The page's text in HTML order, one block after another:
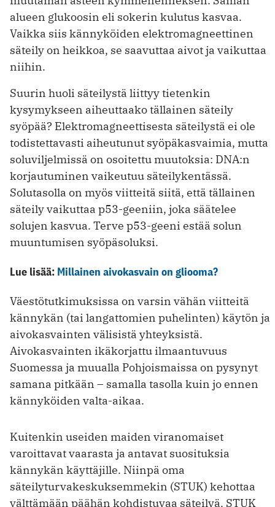
alueen glukoosin eli sokerin kulutus kasvaa.
Vaikka siis kännyköiden elektromagneettinen
säteily on heikkoa, se saavuttaa aivot ja vaikuttaa
niihin.
Suurin huoli säteilystä liittyy tietenkin
kysymykseen aiheuttaako tällainen säteily
syöpää? Elektromagneettisesta säteilystä ei ole
todistettavasti aiheutunut syöpäkasvaimia, mutta
soluviljelmissä on osoitettu muutoksia: DNA:n
korjautuminen vaikeutuu säteilykentässä.
Solutasolla on myös viitteitä siitä, että tällainen
säteily vaikuttaa p53-geeniin, joka säätelee
solujen kasvua. Terve p53-geeni estää solun
muuntumisen syöpäsoluksi.
Lue lisää: Millainen aivokasvain on gliooma?
Väestötutkimuksissa on varsin vähän viitteitä
kännykän (tai langattomien puhelinten) käytön ja
aivokasvainten välisistä yhteyksistä.
Aivokasvainten ikäkorjattu ilmaantuvuus
Suomessa ja muualla Pohjoismaissa on pysynyt
samana pitkään – samalla tasolla kuin jo ennen
kännyköiden valta-aikaa.
Kuitenkin useiden maiden viranomaiset
varoittavat vaarasta ja antavat suosituksia
kännykän käyttäjille. Niinpä oma
säteilyturvakeskuksemmekin (STUK) kehottaa
välttämään päähän kohdistuvaa säteilyä. STUK